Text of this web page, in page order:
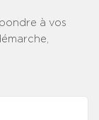
à vos